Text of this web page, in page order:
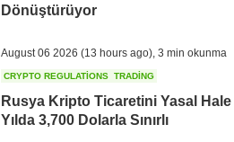
Dönüştürüyor
August 06 2026 (13 hours ago) 3 min okunma
CRYPTO REGULATIONS TRADING
Rusya Kripto Ticaretini Yasal Hale
Yılda 3,700 Dolarla Sınırlı